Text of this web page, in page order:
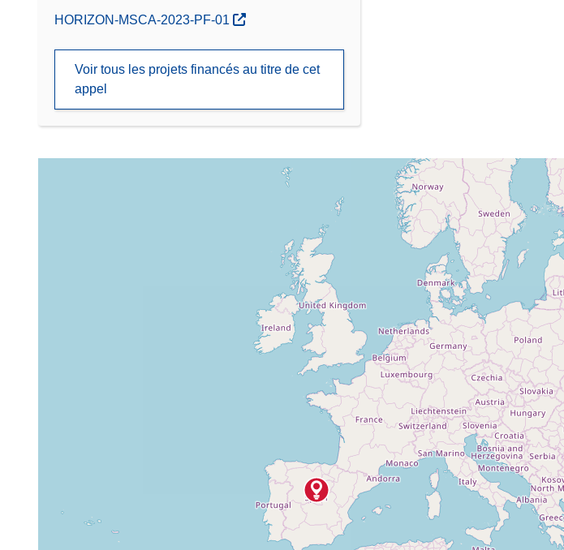
(s’ouvre dans une nouvelle fenêtre)
HORIZON-MSCA-2023-PF-01
Voir tous les projets financés au titre de cet
appel